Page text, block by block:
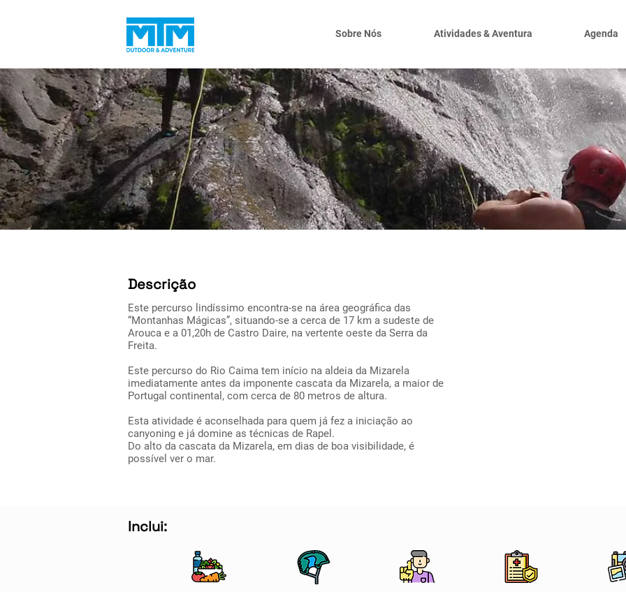
Sobre Nós Atividades & Aventura Agenda
Canyoning Frecha da
Descrição
Este percurso lindíssimo encontra-se na área geográfica das
“Montanhas Mágicas”, situando-se a cerca de 17 km a sudeste de
Arouca e a 01,20h de Castro Daire, na vertente oeste da Serra da
Freita.
Este percurso do Rio Caima tem início na aldeia da Mizarela
imediatamente antes da imponente cascata da Mizarela, a maior de
Portugal continental, com cerca de 80 metros de altura.
Esta atividade é aconselhada para quem já fez a iniciação ao
canyoning e já domine as técnicas de Rapel.
Do alto da cascata da Mizarela, em dias de boa visibilidade, é
possível ver o mar.
Inclui: